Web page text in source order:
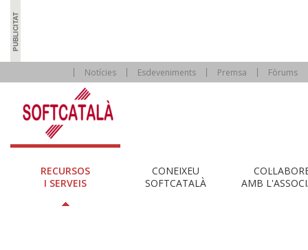
Notícies Esdeveniments Premsa Fòrums
RECURSOS
I SERVEIS
CONEIXEU
SOFTCATALÀ
AMB